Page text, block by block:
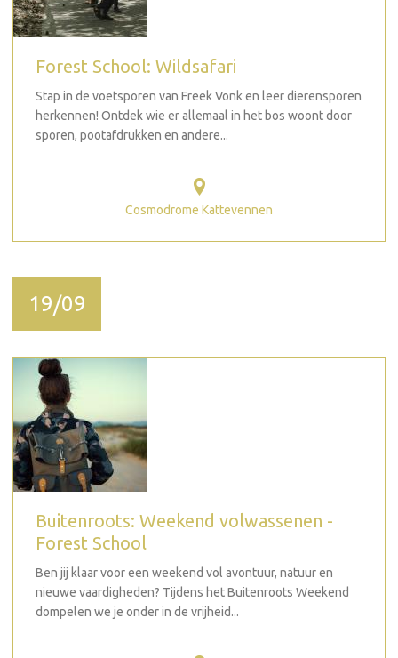
Forest School: Wildsafari
Stap in de voetsporen van Freek Vonk en leer dierensporen
herkennen! Ontdek wie er allemaal in het bos woont door
sporen, pootafdrukken en andere...
Cosmodrome Kattevennen
19/09
Buitenroots: Weekend volwassenen -
Forest School
Ben jij klaar voor een weekend vol avontuur, natuur en
nieuwe vaardigheden? Tijdens het Buitenroots Weekend
dompelen we je onder in de vrijheid...